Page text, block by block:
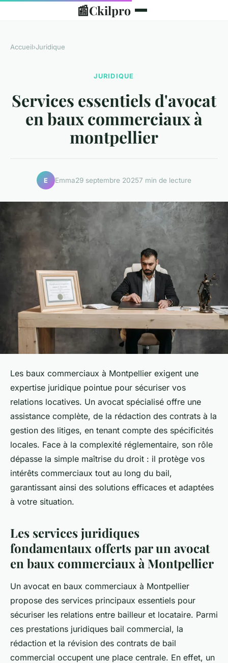
📰Ckilpro
Accueil›Juridique
JURIDIQUE
Services essentiels d'avocat
en baux commerciaux à
montpellier
E Emma29 septembre 20257 min de lecture
Les baux commerciaux à Montpellier exigent une
expertise juridique pointue pour sécuriser vos
relations locatives. Un avocat spécialisé offre une
assistance complète, de la rédaction des contrats à la
gestion des litiges, en tenant compte des spécificités
locales. Face à la complexité réglementaire, son rôle
dépasse la simple maîtrise du droit : il protège vos
intérêts commerciaux tout au long du bail,
garantissant ainsi des solutions efficaces et adaptées
à votre situation.
Les services juridiques
fondamentaux offerts par un avocat
en baux commerciaux à Montpellier
Un avocat en baux commerciaux à Montpellier
propose des services principaux essentiels pour
sécuriser les relations entre bailleur et locataire. Parmi
ces prestations juridiques bail commercial, la
rédaction et la révision des contrats de bail
commercial occupent une place centrale. En effet, un